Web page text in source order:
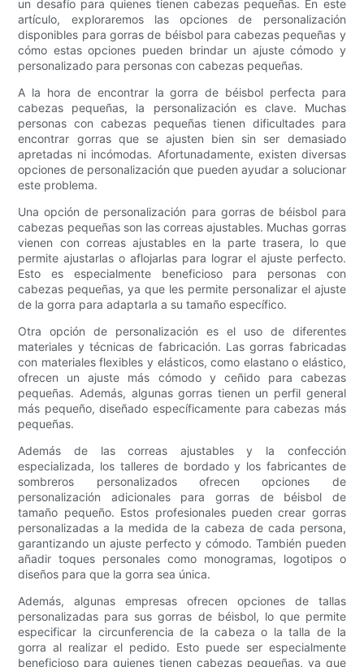
un desafío para quienes tienen cabezas pequeñas. En este
artículo, exploraremos las opciones de personalización
disponibles para gorras de béisbol para cabezas pequeñas y
cómo estas opciones pueden brindar un ajuste cómodo y
personalizado para personas con cabezas pequeñas.
A la hora de encontrar la gorra de béisbol perfecta para
cabezas pequeñas, la personalización es clave. Muchas
personas con cabezas pequeñas tienen dificultades para
encontrar gorras que se ajusten bien sin ser demasiado
apretadas ni incómodas. Afortunadamente, existen diversas
opciones de personalización que pueden ayudar a solucionar
este problema.
Una opción de personalización para gorras de béisbol para
cabezas pequeñas son las correas ajustables. Muchas gorras
vienen con correas ajustables en la parte trasera, lo que
permite ajustarlas o aflojarlas para lograr el ajuste perfecto.
Esto es especialmente beneficioso para personas con
cabezas pequeñas, ya que les permite personalizar el ajuste
de la gorra para adaptarla a su tamaño específico.
Otra opción de personalización es el uso de diferentes
materiales y técnicas de fabricación. Las gorras fabricadas
con materiales flexibles y elásticos, como elastano o elástico,
ofrecen un ajuste más cómodo y ceñido para cabezas
pequeñas. Además, algunas gorras tienen un perfil general
más pequeño, diseñado específicamente para cabezas más
pequeñas.
Además de las correas ajustables y la confección
especializada, los talleres de bordado y los fabricantes de
sombreros personalizados ofrecen opciones de
personalización adicionales para gorras de béisbol de
tamaño pequeño. Estos profesionales pueden crear gorras
personalizadas a la medida de la cabeza de cada persona,
garantizando un ajuste perfecto y cómodo. También pueden
añadir toques personales como monogramas, logotipos o
diseños para que la gorra sea única.
Además, algunas empresas ofrecen opciones de tallas
personalizadas para sus gorras de béisbol, lo que permite
especificar la circunferencia de la cabeza o la talla de la
gorra al realizar el pedido. Esto puede ser especialmente
beneficioso para quienes tienen cabezas pequeñas, ya que